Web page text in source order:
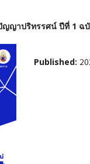
ญญาปริทรรศน์ ปีที่ 1 ฉ
Published: